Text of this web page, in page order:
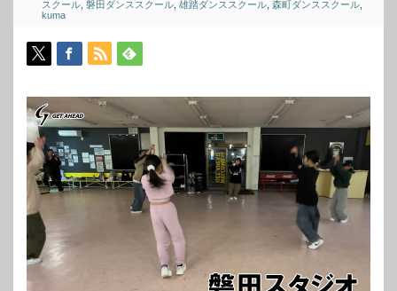
スクール 磐田ダンススクール 雄踏ダンススクール 森町ダンススクール
kuma